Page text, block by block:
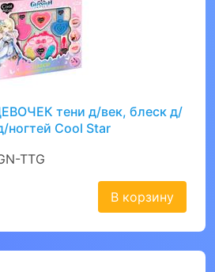
тени д/век, блеск д/
ногтей Cool Star
TTG
В корзину